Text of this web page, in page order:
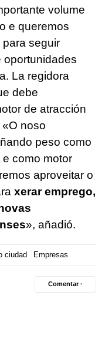
volume
e queremos
seguir
oportunidades
La regidora
debe
de atracción
O noso
peso como
como motor
aproveitar o
xerar emprego,
», añadió.
ciudad Empresas
Comentar ·